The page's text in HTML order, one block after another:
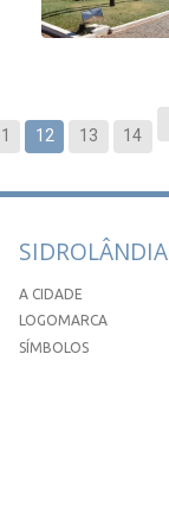
12 13 14
SIDROLÂNDIA
A CIDADE
LOGOMARCA
SÍMBOLOS